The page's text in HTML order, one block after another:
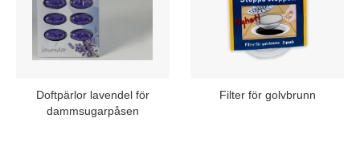
Doftpärlor lavendel för
dammsugarpåsen
Filter för golvbrunn